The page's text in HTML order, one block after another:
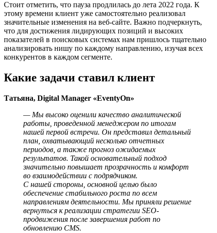
Стоит отметить, что пауза продлилась до лета 2022 года. К
этому времени клиент уже самостоятельно реализовал
значительные изменения на веб-сайте. Важно подчеркнуть,
что для достижения лидирующих позиций и высоких
показателей в поисковых системах нам пришлось тщательно
анализировать нишу по каждому направлению, изучая всех
конкурентов в каждом сегменте.
Какие задачи ставил клиент
Татьяна, Digital Manager «EventyOn»
— Мы высоко оценили качество аналитической
работы, проведенной менеджером по итогам
нашей первой встречи. Он представил детальный
план, охватывающий несколько отчетных
периодов, а также прогноз ожидаемых
результатов. Такой основательный подход
значительно повышает прозрачность и комфорт
во взаимодействии с подрядчиком.
С нашей стороны, основной целью было
обеспечение стабильного роста по всем
направлениям деятельности. Мы приняли решение
вернуться к реализации стратегии SEO-
продвижения после завершения работ по
обновлению CMS.